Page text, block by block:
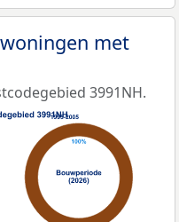
met
3991NH.